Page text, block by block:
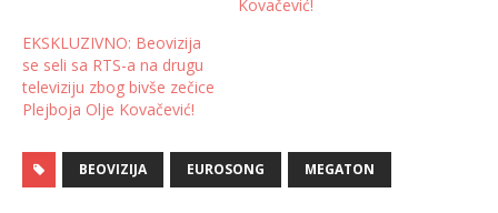
Nedugo nakon što je
raspisan konkurs na kojem
stručni žiri RTS-a kao
javnog emitera bira
objavljeno je da
produkcija Megaton, koja
Kovačević!
EKSKLUZIVNO: Beovizija
se seli sa RTS-a na drugu
televiziju zbog bivše zečice
Plejboja Olje Kovačević!
BEOVIZIJA EUROSONG MEGATON